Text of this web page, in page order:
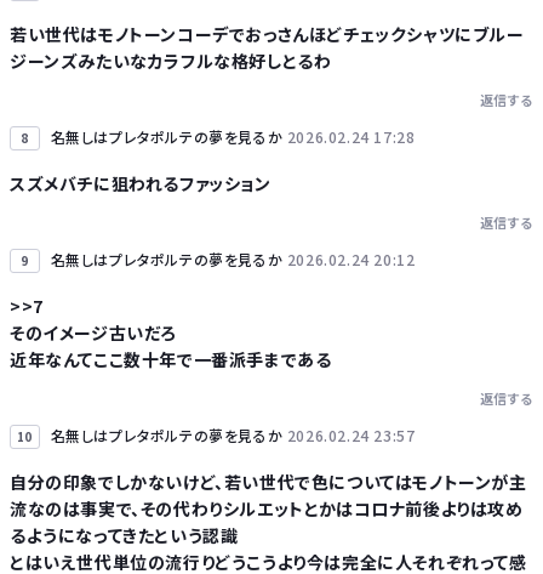
若い世代はモノトーンコーデでおっさんほどチェックシャツにブルー
ジーンズみたいなカラフルな格好しとるわ
返信する
8 名無しはプレタポルテの夢を見るか 2026.02.24 17:28
スズメバチに狙われるファッション
返信する
9 名無しはプレタポルテの夢を見るか 2026.02.24 20:12
>>7
そのイメージ古いだろ
近年なんてここ数十年で一番派手まである
返信する
10 名無しはプレタポルテの夢を見るか 2026.02.24 23:57
自分の印象でしかないけど、若い世代で色についてはモノトーンが主
流なのは事実で、その代わりシルエットとかはコロナ前後よりは攻め
るようになってきたという認識
とはいえ世代単位の流行りどうこうより今は完全に人それぞれって感